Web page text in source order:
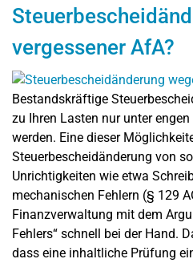
vergessener AfA?
Bestandskräftige
zu Ihren Lasten nur unter
werden. Eine dieser
Steuerbescheidänderung von
Unrichtigkeiten wie etwa
mechanischen Fehlern (§ 129
Finanzverwaltung mit dem
Fehlers“ schnell bei der Hand.
dass eine inhaltliche Prüfung